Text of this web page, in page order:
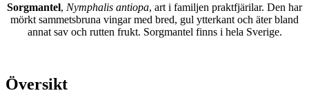
Sorgmantel, Nymphalis antiopa, art i familjen praktfjärilar. Den har
mörkt sammetsbruna vingar med bred, gul ytterkant och äter bland
annat sav och rutten frukt. Sorgmantel finns i hela Sverige.
Översikt